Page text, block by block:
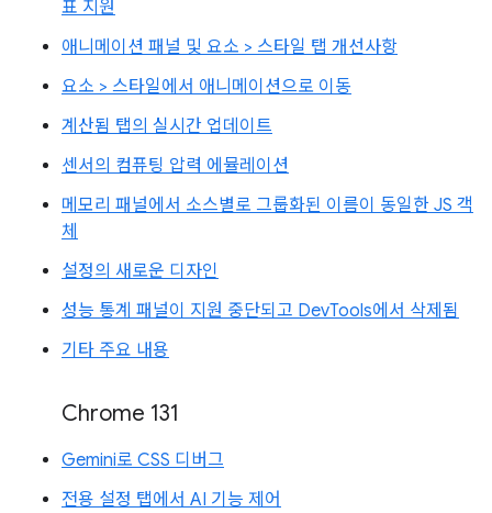
표 지원
애니메이션 패널 및 요소 > 스타일 탭 개선사항
요소 > 스타일에서 애니메이션으로 이동
계산됨 탭의 실시간 업데이트
센서의 컴퓨팅 압력 에뮬레이션
메모리 패널에서 소스별로 그룹화된 이름이 동일한 JS 객
체
설정의 새로운 디자인
성능 통계 패널이 지원 중단되고 DevTools에서 삭제됨
기타 주요 내용
Chrome 131
Gemini로 CSS 디버그
전용 설정 탭에서 AI 기능 제어